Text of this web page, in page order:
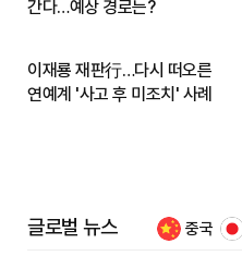
간다…예상 경로는?
이재룡 재판行…다시 떠오른
연예계 '사고 후 미조치' 사례
글로벌 뉴스 중국